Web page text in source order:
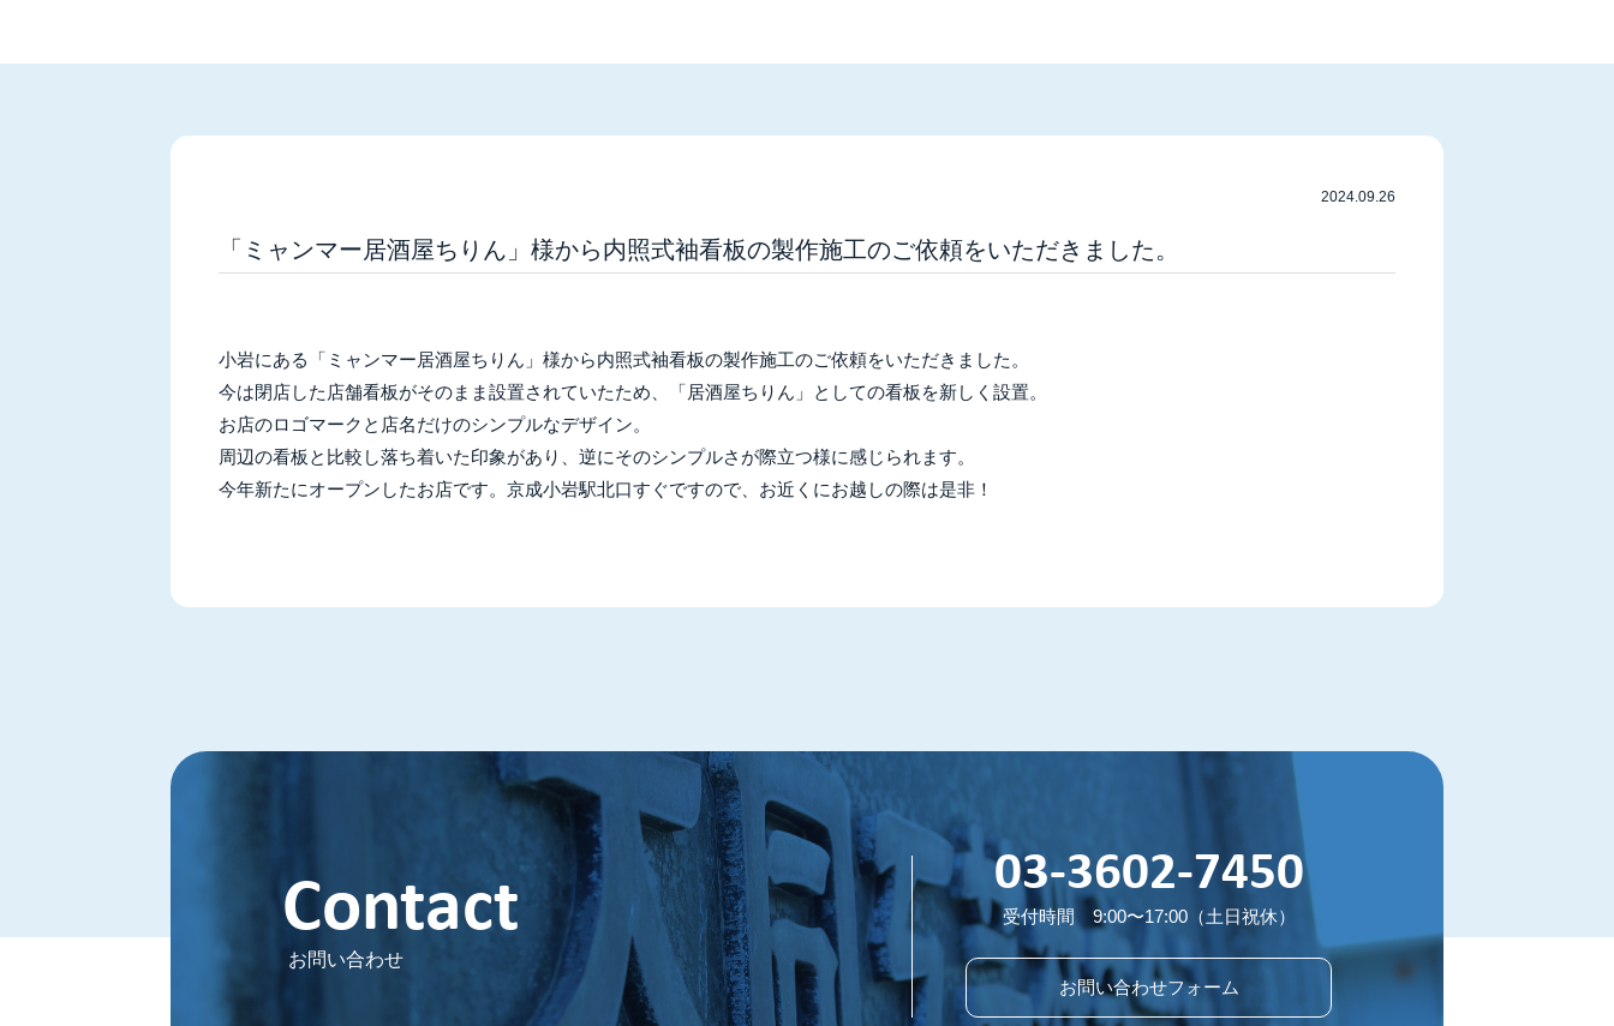
2024.09.26
「ミャンマー居酒屋ちりん」様から内照式袖看板の製作施工のご依頼をいただきました。
小岩にある「ミャンマー居酒屋ちりん」様から内照式袖看板の製作施工のご依頼をいただきました。
今は閉店した店舗看板がそのまま設置されていたため、「居酒屋ちりん」としての看板を新しく設置。
お店のロゴマークと店名だけのシンプルなデザイン。
周辺の看板と比較し落ち着いた印象があり、逆にそのシンプルさが際立つ様に感じられます。
今年新たにオープンしたお店です。京成小岩駅北口すぐですので、お近くにお越しの際は是非！
Contact
お問い合わせ
03-3602-7450
受付時間 9:00〜17:00（土日祝休）
お問い合わせフォーム